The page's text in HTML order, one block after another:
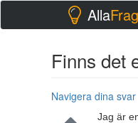
Alla
Finns det
Navigera dina svar
Jag är